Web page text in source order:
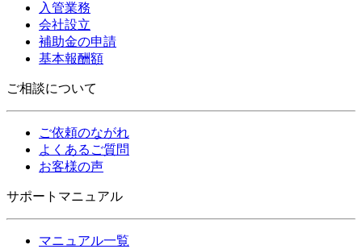
入管業務
会社設立
補助金の申請
基本報酬額
ご相談について
ご依頼のながれ
よくあるご質問
お客様の声
サポートマニュアル
マニュアル一覧